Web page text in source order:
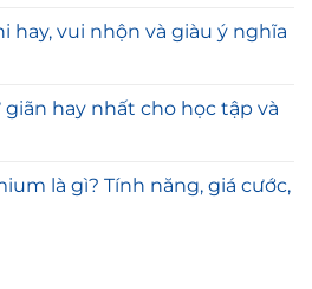
hay, vui nhộn và giàu ý nghĩa
hay nhất cho học tập và
là gì? Tính năng, giá cước,